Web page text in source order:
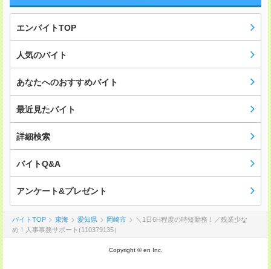
エンバイトTOP
人気のバイト
あなたへのおすすめバイト
最近見たバイト
詳細検索
バイトQ&A
アンケート&プレゼント
バイトTOP 東海 愛知県 岡崎市
＼1日6H程度の時短勤務！／残業少な
め！人事事務サポート(110379135）
Copyright © en Inc.